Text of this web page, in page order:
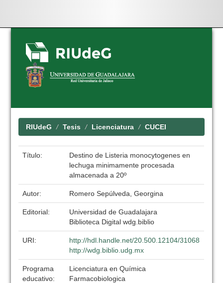
Skip
navigation
RIUdeG Tesis Licenciatura CUCEI
Título:
Destino de Listeria monocytogenes en
lechuga minimamente procesada
almacenada a 20º
Autor: Romero Sepúlveda, Georgina
Editorial:
Universidad de Guadalajara
Biblioteca Digital wdg.biblio
URI:
http://hdl.handle.net/20.500.12104/31068
http://wdg.biblio.udg.mx
Programa
educativo:
Licenciatura en Química
Farmacobiologica